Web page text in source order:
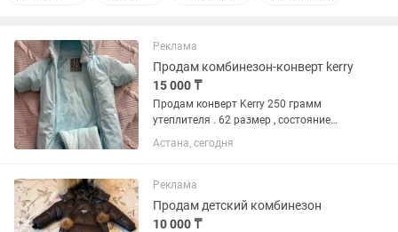
Реклама
Продам комбинезон-конверт kerry
15 000 ₸
Продам конверт Kerry 250 грамм
утеплителя . 62 размер , состояние
нового, надевали пару раз. Подойдет
на выписку , на зиму, холодную осень
Астана, сегодня
Реклама
Продам детский комбинезон
10 000 ₸